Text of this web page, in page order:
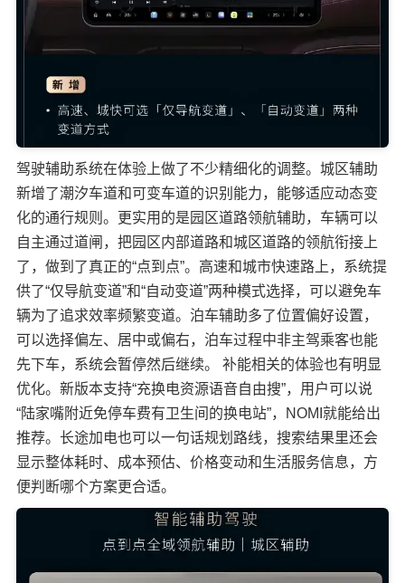
驾驶辅助系统在体验上做了不少精细化的调整。城区辅助
新增了潮汐车道和可变车道的识别能力，能够适应动态变
化的通行规则。更实用的是园区道路领航辅助，车辆可以
自主通过道闸，把园区内部道路和城区道路的领航衔接上
了，做到了真正的“点到点”。高速和城市快速路上，系统提
供了“仅导航变道”和“自动变道”两种模式选择，可以避免车
辆为了追求效率频繁变道。泊车辅助多了位置偏好设置，
可以选择偏左、居中或偏右，泊车过程中非主驾乘客也能
先下车，系统会暂停然后继续。 补能相关的体验也有明显
优化。新版本支持“充换电资源语音自由搜”，用户可以说
“陆家嘴附近免停车费有卫生间的换电站”，NOMI就能给出
推荐。长途加电也可以一句话规划路线，搜索结果里还会
显示整体耗时、成本预估、价格变动和生活服务信息，方
便判断哪个方案更合适。